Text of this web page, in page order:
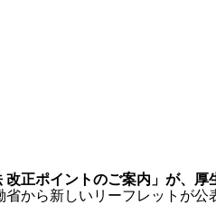
改正ポイントのご案内」が、
省から新しいリーフレットが公